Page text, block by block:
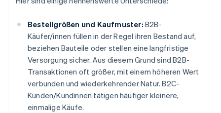
Bestellgrößen und Kaufmuster: B2B-
Käufer/innen füllen in der Regel ihren Bestand auf,
beziehen Bauteile oder stellen eine langfristige
Versorgung sicher. Aus diesem Grund sind B2B-
Transaktionen oft größer, mit einem höheren Wert
verbunden und wiederkehrender Natur. B2C-
Kunden/Kundinnen tätigen häufiger kleinere,
einmalige Käufe.